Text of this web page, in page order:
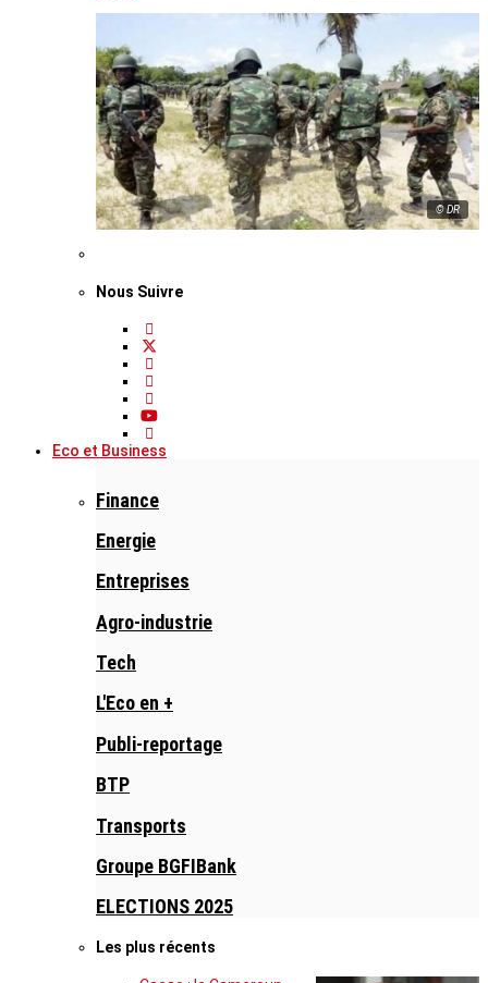
© DR
Nous Suivre
Eco et Business
Finance
Energie
Entreprises
Agro-industrie
Tech
L'Eco en +
Publi-reportage
BTP
Transports
Groupe BGFIBank
ELECTIONS 2025
Les plus récents